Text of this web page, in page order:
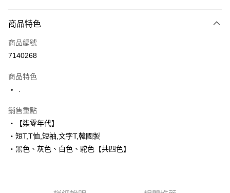
信用卡一次付款
超商取貨付款
街口支付
悠遊付
Google Pay
商品特色
商品編號
7140268
商品特色
銷售重點
‧【柒零年代】
‧短T,T恤,短袖,文字T,韓國製
‧黑色、灰色、白色、駝色【共四色】